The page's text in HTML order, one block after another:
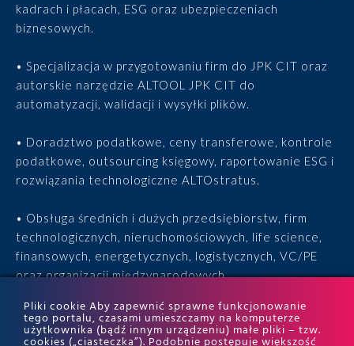
kadrach i płacach, ESG oraz ubezpieczeniach
biznesowych.
• Specjalizacja w przygotowaniu firm do JPK CIT oraz
autorskie narzędzie ALTOOL JPK CIT do
automatyzacji, walidacji i wysyłki plików.
• Doradztwo podatkowe, ceny transferowe, kontrole
podatkowe, outsourcing księgowy, raportowanie ESG i
rozwiązania technologiczne ALTOstratus.
• Obsługa średnich i dużych przedsiębiorstw, firm
technologicznych, nieruchomościowych, life science,
finansowych, energetycznych, logistycznych, VC/PE
oraz organizacji międzynarodowych.
• 15 lat doświadczenia, 170 ekspertów, tysiące
zrealizowanych projektów i wyróżnienia w rankingach
Pliki cookie Aby zapewnić sprawne funkcjonowanie
tego portalu, czasami umieszczamy na komputerze
użytkownika (bądź innym urządzeniu) małe pliki – tzw.